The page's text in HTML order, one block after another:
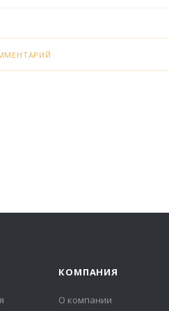
КОМПАНИЯ
О компании